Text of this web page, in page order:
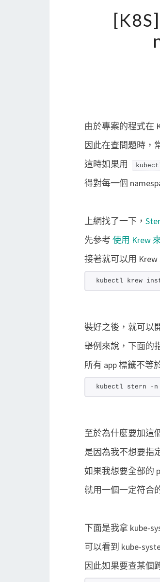
由於專案的程式在
因此在查問題時，
這時如果用
得對每一個
上網找了一下，
先參考 使用 Krew
接著就可以用 Krew
kubectl krew
裝好之後，就可以
舉例來說，下面的
所有 app 標籤不等
kubectl stern -
至於為什麼要加這
是因為我不想要指
如果我想要全部的
就用一個一定符合
下面是我拿 kube-
可以看到 kube-
因此如果要查某個